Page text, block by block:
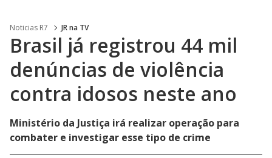
Noticias R7 JR na TV
Brasil já registrou 44 mil
denúncias de violência
contra idosos neste ano
Ministério da Justiça irá realizar operação para
combater e investigar esse tipo de crime